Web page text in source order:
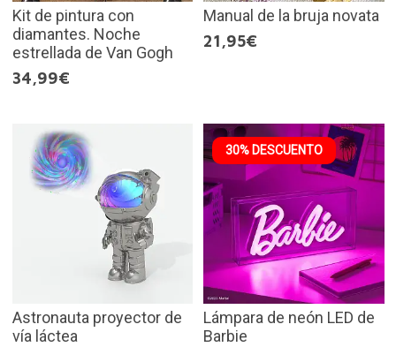
Kit de pintura con
diamantes. Noche
estrellada de Van Gogh
34,99€
Manual de la bruja novata
21,95€
Astronauta proyector de
vía láctea
30% DESCUENTO
Lámpara de neón LED de
Barbie